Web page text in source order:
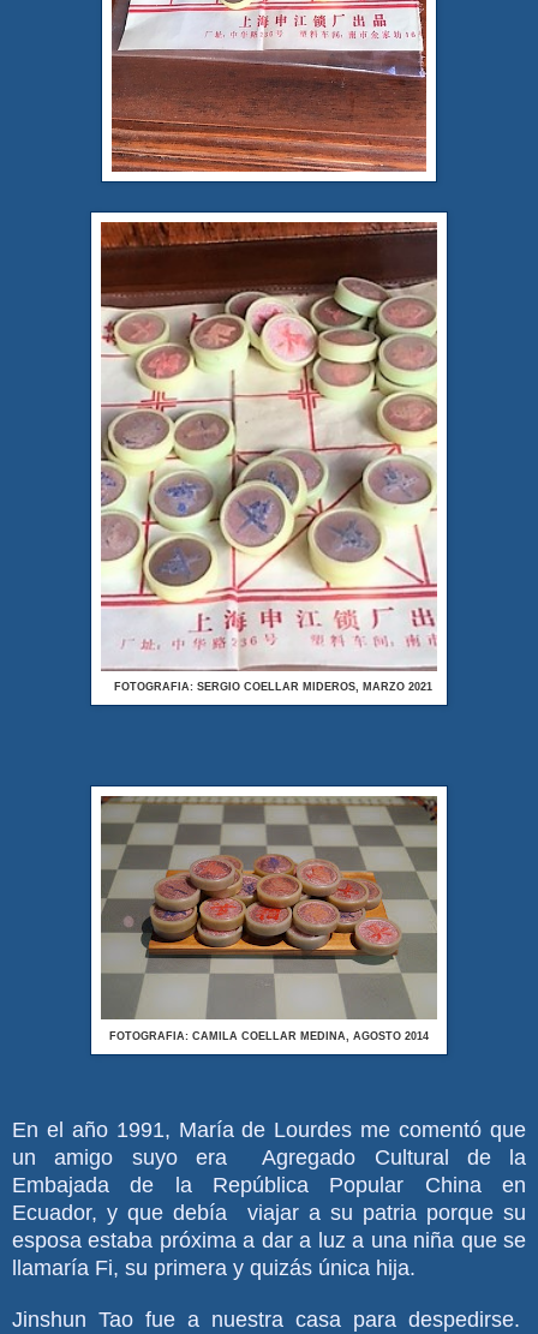
FOTOGRAFIA: SERGIO COELLAR MIDEROS, MARZO 2021
FOTOGRAFIA: CAMILA COELLAR MEDINA, AGOSTO 2014
En el año 1991, María de Lourdes me comentó que
un amigo suyo era Agregado Cultural de la
Embajada de la República Popular China en
Ecuador, y que debía viajar a su patria porque su
esposa estaba próxima a dar a luz a una niña que se
llamaría Fi, su primera y quizás única hija.
Jinshun Tao fue a nuestra casa para despedirse.